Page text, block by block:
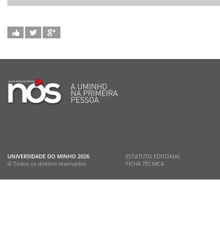
UNIVERSIDADE DO MINHO 2026
© Todos os direitos reservados
ESTATUTO EDITORIAL
FICHA TÉCNICA